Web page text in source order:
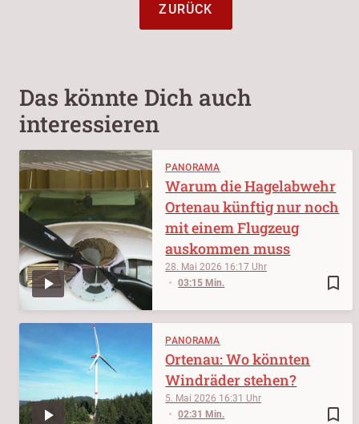
ZURÜCK
Das könnte Dich auch
interessieren
PANORAMA
bookmark_border
28. Mai 2026 16:17
03:15 Min.
Warum die Hagelabwehr
Ortenau künftig nur noch
mit einem Flugzeug
auskommen muss
PANORAMA
bookmark_border
5. Mai 2026 16:31
02:31 Min.
Ortenau: Wo könnten
Windräder stehen?